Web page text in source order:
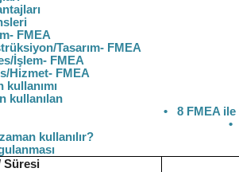
FMEA
Tasarım- FMEA
İşlem- FMEA
FMEA
kullanımı
kullanılan
• 8 FMEA ile
• 9
ne zaman kullanılır?
Süresi